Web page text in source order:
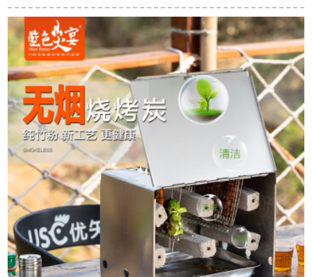
てください。焼肉と
野菜専用のブラシで
包んでください。
ッシュの長いオーブ
ン網棚の景品特厚厚
のプラス25-120 cm
のスチールブラシで
す。
ルは折りたたみグリ
ルを持ちやすいで
す。